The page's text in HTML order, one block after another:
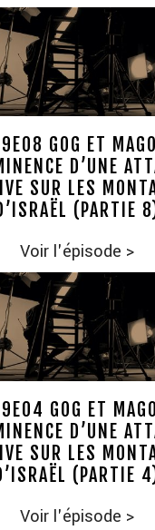
GOG ET
D’UNE
SUR LES
(PARTIE
Voir l'épisode >
GOG ET
D’UNE
SUR LES
(PARTIE
Voir l'épisode >